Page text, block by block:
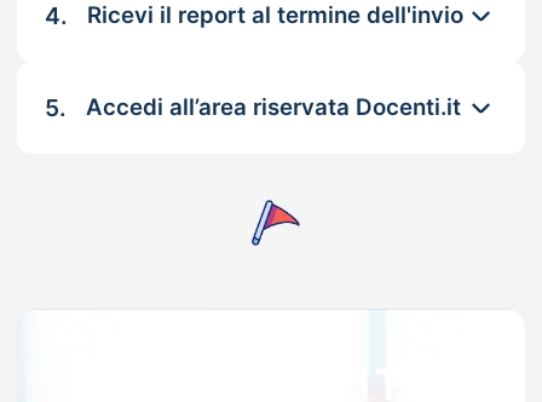
4. Ricevi il report al termine dell'invio
5. Accedi all’area riservata Docenti.it